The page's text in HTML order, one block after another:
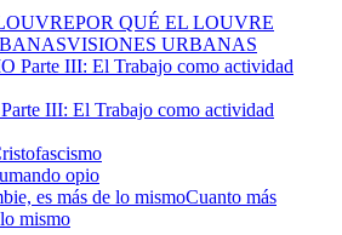
POR QUÉ EL LOUVRE
VISIONES URBANAS
III: El Trabajo como actividad
opio
Cuanto más
mismo